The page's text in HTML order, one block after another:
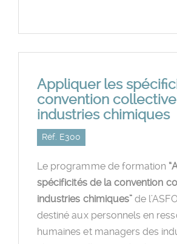
Appliquer les
convention
industries chimiques
Réf. E300
Le programme de formation
spécificités de la convention
industries chimiques” de
destiné aux personnels en
humaines et managers des